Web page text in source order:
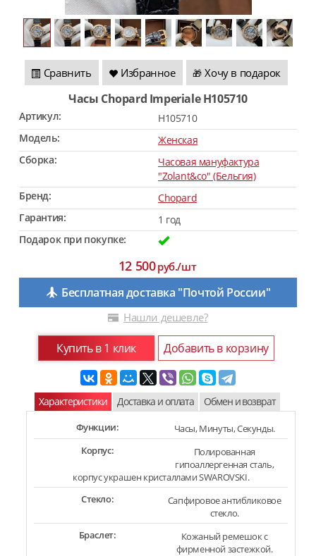
Сравнить Избранное 🎁 Хочу в подарок
Часы Chopard Imperiale H105710
Артикул:
H105710
Модель:
Женская
Сборка:
Часовая мануфактура
"Zolant&co" (Бельгия)
Бренд:
Chopard
Гарантия:
1 год
Подарок при покупке:
12 500руб./шт
Бесплатная доставка "Почтой России"
Нашли дешевле?
Купить в 1 клик Добавить в корзину
Характеристики Доставка и оплата Обмен и возврат
Функции:
Часы, Минуты, Секунды.
Корпус:
Полированная
гипоаллергенная сталь,
корпус украшен кристаллами SWAROVSKI.
Стекло:
Сапфировое антибликовое
стекло.
Браслет:
Кожаный ремешок с
фирменной застежкой.